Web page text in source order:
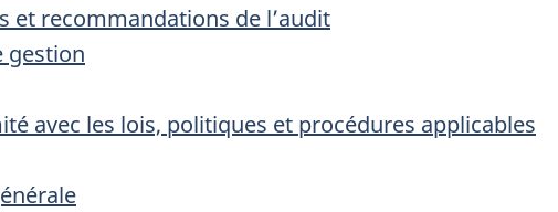
et recommandations de l’audit
gestion
avec les lois, politiques et procédures applicables